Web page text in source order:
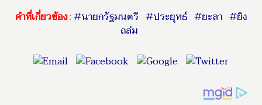
คำที่เกี่ยวข้อง:#นายกรัฐมนตรี #ประยุทธ์ #ยะลา #ยิง
ถล่ม